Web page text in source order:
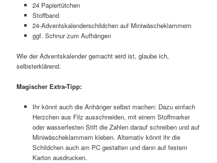
24 Papiertütchen
Stoffband
24-Adventskalenderschildchen auf Miniwäscheklammern
ggf. Schnur zum Aufhängen
Wie der Adventskalender gemacht wird ist, glaube ich,
selbsterklärend.
Magischer Extra-Tipp:
Ihr könnt auch die Anhänger selbst machen: Dazu einfach
Herzchen aus Filz ausschneiden, mit einem Stoffmarker
oder wasserfesten Stift die Zahlen darauf schreiben und auf
Miniwäscheklammern kleben. Alternativ könnt ihr die
Schildchen auch am PC gestalten und dann auf festem
Karton ausdrucken.